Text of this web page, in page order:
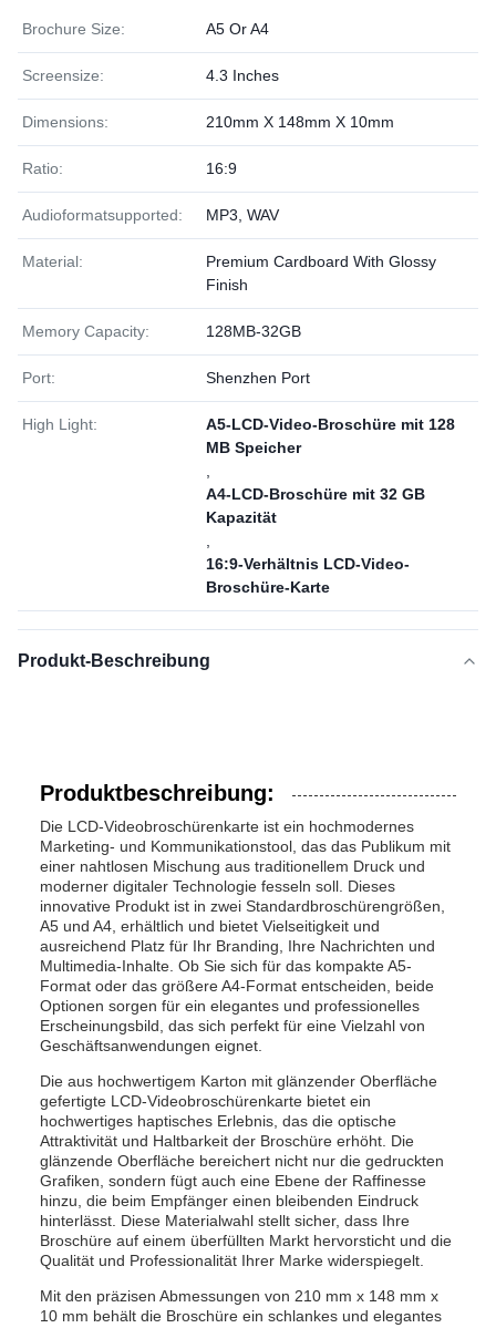
Brochure Size: A5 Or A4
Screensize: 4.3 Inches
Dimensions: 210mm X 148mm X 10mm
Ratio: 16:9
Audioformatsupported: MP3, WAV
Material:
Premium Cardboard With Glossy
Finish
Memory Capacity: 128MB-32GB
Port: Shenzhen Port
High Light:
A5-LCD-Video-Broschüre mit 128
MB Speicher
A4-LCD-Broschüre mit 32 GB
Kapazität
16:9-Verhältnis LCD-Video-
Broschüre-Karte
Produkt-Beschreibung
Produktbeschreibung:
Die LCD-Videobroschürenkarte ist ein hochmodernes
Marketing- und Kommunikationstool, das das Publikum mit
einer nahtlosen Mischung aus traditionellem Druck und
moderner digitaler Technologie fesseln soll. Dieses
innovative Produkt ist in zwei Standardbroschürengrößen,
A5 und A4, erhältlich und bietet Vielseitigkeit und
ausreichend Platz für Ihr Branding, Ihre Nachrichten und
Multimedia-Inhalte. Ob Sie sich für das kompakte A5-
Format oder das größere A4-Format entscheiden, beide
Optionen sorgen für ein elegantes und professionelles
Erscheinungsbild, das sich perfekt für eine Vielzahl von
Geschäftsanwendungen eignet.
Die aus hochwertigem Karton mit glänzender Oberfläche
gefertigte LCD-Videobroschürenkarte bietet ein
hochwertiges haptisches Erlebnis, das die optische
Attraktivität und Haltbarkeit der Broschüre erhöht. Die
glänzende Oberfläche bereichert nicht nur die gedruckten
Grafiken, sondern fügt auch eine Ebene der Raffinesse
hinzu, die beim Empfänger einen bleibenden Eindruck
hinterlässt. Diese Materialwahl stellt sicher, dass Ihre
Broschüre auf einem überfüllten Markt hervorsticht und die
Qualität und Professionalität Ihrer Marke widerspiegelt.
Mit den präzisen Abmessungen von 210 mm x 148 mm x
10 mm behält die Broschüre ein schlankes und elegantes